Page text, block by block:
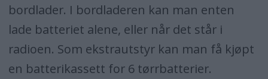
bordlader. I bordladeren kan man enten
lade batteriet alene, eller når det står i
radioen. Som ekstrautstyr kan man få kjøpt
en batterikassett for 6 tørrbatterier.